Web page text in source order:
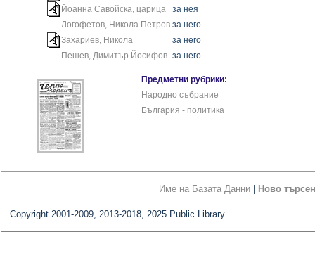
Йоанна Савойска, царица
за нея
Логофетов, Никола Петров за него
Захариев, Никола
за него
Пешев, Димитър Йосифов за него
Предметни рубрики:
Народно събрание
България - политика
Име на Базата Данни Ново
Copyright 2001-2009, 2013-2018, 2025 Public Library